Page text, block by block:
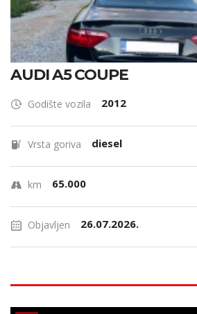
AUDI A5 COUPE
Godište vozila 2012
Vrsta goriva diesel
km 65.000
Objavljen 26.07.2026.